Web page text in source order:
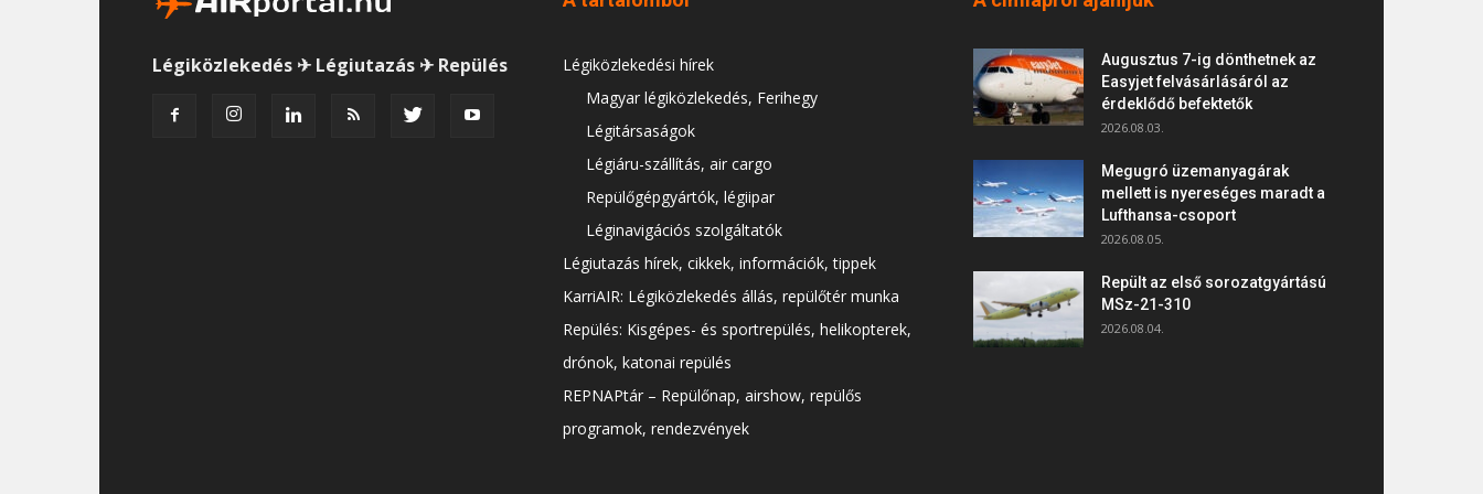
Légiközlekedés ✈ Légiutazás ✈ Repülés
Légiközlekedési hírek
Magyar légiközlekedés, Ferihegy
Légitársaságok
Légiáru-szállítás, air cargo
Repülőgépgyártók, légiipar
Léginavigációs szolgáltatók
Légiutazás hírek, cikkek, információk, tippek
KarriAIR: Légiközlekedés állás, repülőtér munka
Repülés: Kisgépes- és sportrepülés, helikopterek,
drónok, katonai repülés
REPNAPtár – Repülőnap, airshow, repülős
programok, rendezvények
Augusztus 7-ig dönthetnek az
Easyjet felvásárlásáról az
érdeklődő befektetők
2026.08.03.
Megugró üzemanyagárak
mellett is nyereséges maradt a
Lufthansa-csoport
2026.08.05.
Repült az első sorozatgyártású
MSz-21-310
2026.08.04.